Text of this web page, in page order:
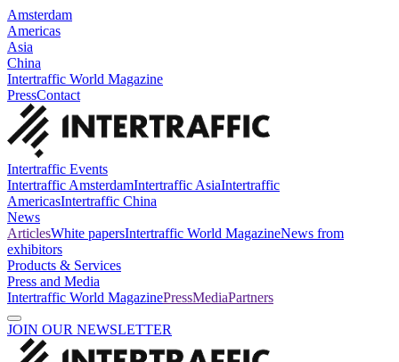
Amsterdam
Americas
Asia
China
Intertraffic World Magazine
PressContact
Intertraffic Events
Intertraffic AmsterdamIntertraffic AsiaIntertraffic
AmericasIntertraffic China
News
ArticlesWhite papersIntertraffic World MagazineNews from
exhibitors
Products & Services
Press and Media
Intertraffic World MagazinePressMediaPartners
JOIN OUR NEWSLETTER